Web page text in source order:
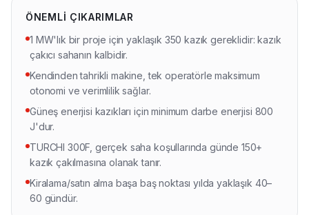
ÖNEMLI ÇIKARIMLAR
1 MW'lık bir proje için yaklaşık 350 kazık gereklidir: kazık
çakıcı sahanın kalbidir.
Kendinden tahrikli makine, tek operatörle maksimum
otonomi ve verimlilik sağlar.
Güneş enerjisi kazıkları için minimum darbe enerjisi 800
J'dur.
TURCHI 300F, gerçek saha koşullarında günde 150+
kazık çakılmasına olanak tanır.
Kiralama/satın alma başa baş noktası yılda yaklaşık 40–
60 gündür.